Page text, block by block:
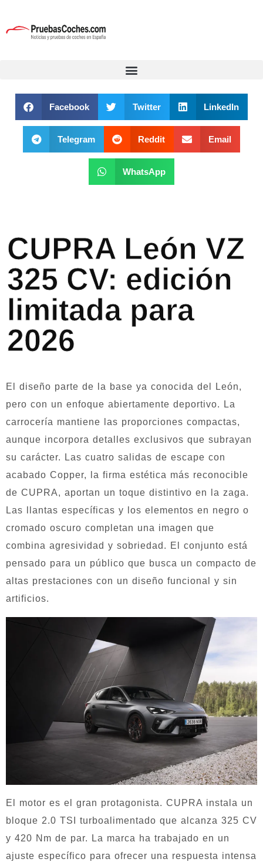
Facebook Twitter LinkedIn
Telegram Reddit Email
WhatsApp
CUPRA León VZ
325 CV: edición
limitada para
2026
El diseño parte de la base ya conocida del León,
pero con un enfoque abiertamente deportivo. La
carrocería mantiene las proporciones compactas,
aunque incorpora detalles exclusivos que subrayan
su carácter. Las cuatro salidas de escape con
acabado Copper, la firma estética más reconocible
de CUPRA, aportan un toque distintivo en la zaga.
Las llantas específicas y los elementos en negro o
cromado oscuro completan una imagen que
combina agresividad y sobriedad. El conjunto está
pensado para un público que busca un compacto de
altas prestaciones con un diseño funcional y sin
artificios.
El motor es el gran protagonista. CUPRA instala un
bloque 2.0 TSI turboalimentado que alcanza 325 CV
y 420 Nm de par. La marca ha trabajado en un
ajuste específico para ofrecer una respuesta intensa